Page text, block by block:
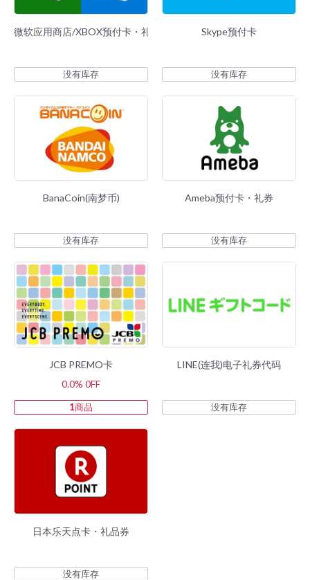
微软应用商店/XBOX预付卡・礼品卡
没有库存
Skype预付卡
没有库存
BanaCoin(南梦币)
没有库存
Ameba预付卡・礼券
没有库存
JCB PREMO卡
0.0% 0FF
1商品
LINE(连我)电子礼券代码
没有库存
日本乐天点卡・礼品券
没有库存